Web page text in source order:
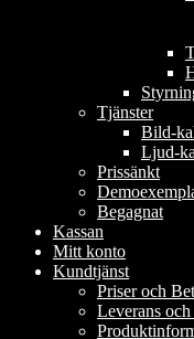
Tjänster
Bild-
Ljud-
Prissänkt
Begagnat
Kassan
Mitt konto
Kundtjänst
Priser och
Leverans